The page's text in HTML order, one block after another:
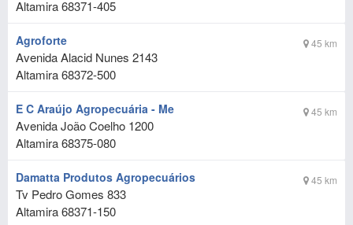
Altamira68371-405
45 km
Agroforte
Avenida Alacid Nunes 2143
Altamira68372-500
45 km
E C Araújo Agropecuária - Me
Avenida João Coelho 1200
Altamira68375-080
45 km
Damatta Produtos Agropecuários
Tv Pedro Gomes 833
Altamira68371-150